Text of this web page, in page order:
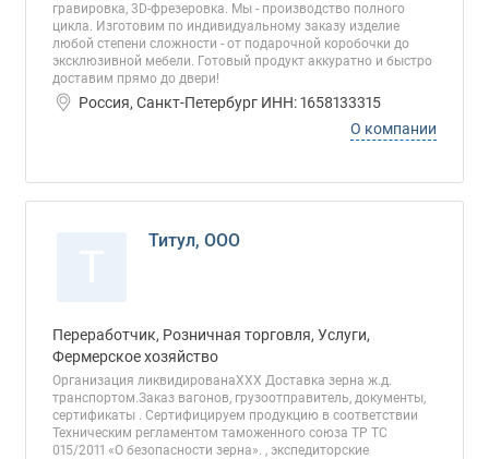
гравировка, 3D-фрезеровка. Мы - производство полного
цикла. Изготовим по индивидуальному заказу изделие
любой степени сложности - от подарочной коробочки до
эксклюзивной мебели. Готовый продукт аккуратно и быстро
доставим прямо до двери!
Россия, Санкт-Петербург ИНН: 1658133315
О компании
Титул, ООО
Переработчик, Розничная торговля, Услуги,
Фермерское хозяйство
Организация ликвидированаХХХ Доставка зерна ж.д.
транспортом.Заказ вагонов, грузоотправитель, документы,
сертификаты . Сертифицируем продукцию в соответствии
Техническим регламентом таможенного союза ТР ТС
015/2011 «О безопасности зерна». , экспедиторские